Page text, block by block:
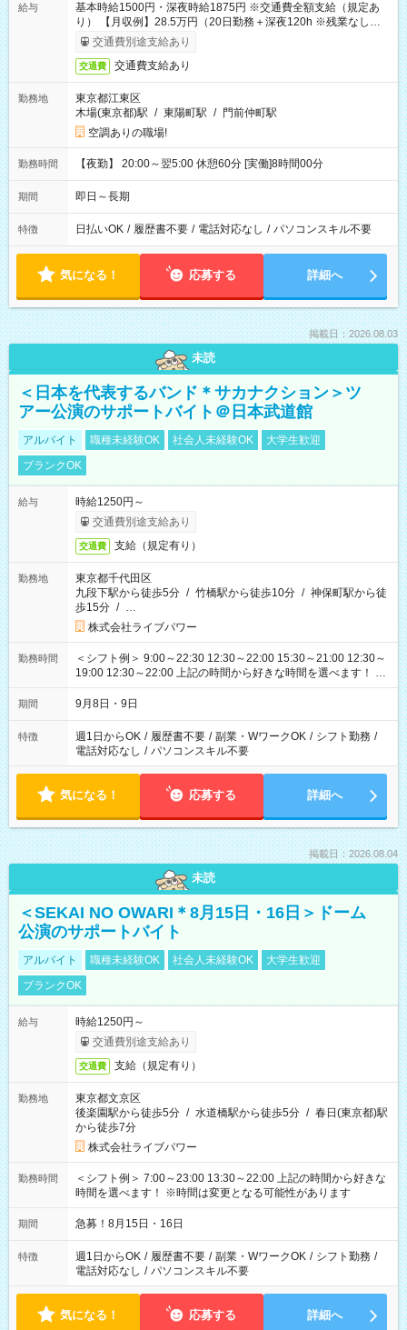
給与
基本時給1500円・深夜時給1875円 ※交通費全額支給（規定あ
り） 【月収例】28.5万円（20日勤務＋深夜120h ※残業なしの場
合）交通費別途支給あり
交通費 交通費支給あり
勤務地
東京都江東区
木場(東京都)駅 / 東陽町駅 / 門前仲町駅
空調ありの職場!
勤務時間 【夜勤】 20:00～翌5:00 休憩60分 [実働]8時間00分
期間 即日～長期
特徴 日払いOK / 履歴書不要 / 電話対応なし / パソコンスキル不要
気になる！ 応募する 詳細へ
掲載日：2026.08.03
未読
＜日本を代表するバンド＊サカナクション＞ツ
アー公演のサポートバイト＠日本武道館
アルバイト 職種未経験OK 社会人未経験OK
大学生歓迎
ブランクOK
給与
時給1250円～
交通費別途支給あり
交通費 支給（規定有り）
勤務地
東京都千代田区
九段下駅から徒歩5分 / 竹橋駅から徒歩10分 / 神保町駅から徒
歩15分 / …
株式会社ライブパワー
勤務時間
＜シフト例＞ 9:00～22:30 12:30～22:00 15:30～21:00 12:30～
19:00 12:30～22:00 上記の時間から好きな時間を選べます！ ※
時間は変更となる可能性があります
期間 9月8日・9日
特徴 週1日からOK / 履歴書不要 / 副業・WワークOK / シフト勤務 /
電話対応なし / パソコンスキル不要
気になる！ 応募する 詳細へ
掲載日：2026.08.04
未読
＜SEKAI NO OWARI＊8月15日・16日＞ドーム
公演のサポートバイト
アルバイト 職種未経験OK 社会人未経験OK
大学生歓迎
ブランクOK
給与
時給1250円～
交通費別途支給あり
交通費 支給（規定有り）
勤務地
東京都文京区
後楽園駅から徒歩5分 / 水道橋駅から徒歩5分 / 春日(東京都)駅
から徒歩7分
株式会社ライブパワー
勤務時間
＜シフト例＞ 7:00～23:00 13:30～22:00 上記の時間から好きな
時間を選べます！ ※時間は変更となる可能性があります
期間 急募！8月15日・16日
特徴 週1日からOK / 履歴書不要 / 副業・WワークOK / シフト勤務 /
電話対応なし / パソコンスキル不要
気になる！ 応募する 詳細へ